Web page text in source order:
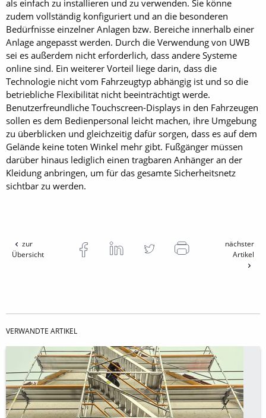
als einfach zu installieren und zu verwenden. Sie könne
zudem vollständig konfiguriert und an die besonderen
Bedürfnisse einzelner Anlagen bzw. Bereiche innerhalb einer
Anlage angepasst werden. Durch die Verwendung von UWB
sei es außerdem nicht erforderlich, dass andere Systeme
online sind. Ein weiterer Vorteil liege darin, dass die
Technologie nicht vom Fahrzeugtyp abhängig ist und so die
betriebliche Flexibilität nicht beeinträchtigt werde.
Benutzerfreundliche Touchscreen-Displays in den Fahrzeugen
sollen es dem Bedienpersonal leicht machen, ihre Umgebung
zu überblicken und gleichzeitig dafür sorgen, dass es auf dem
Gelände keine toten Winkel mehr gibt. Fußgänger müssen
darüber hinaus lediglich einen tragbaren Anhänger an der
Kleidung anbringen, um für das gesamte Sicherheitsnetz
sichtbar zu werden.
zur
Übersicht
nächster
Artikel
VERWANDTE ARTIKEL